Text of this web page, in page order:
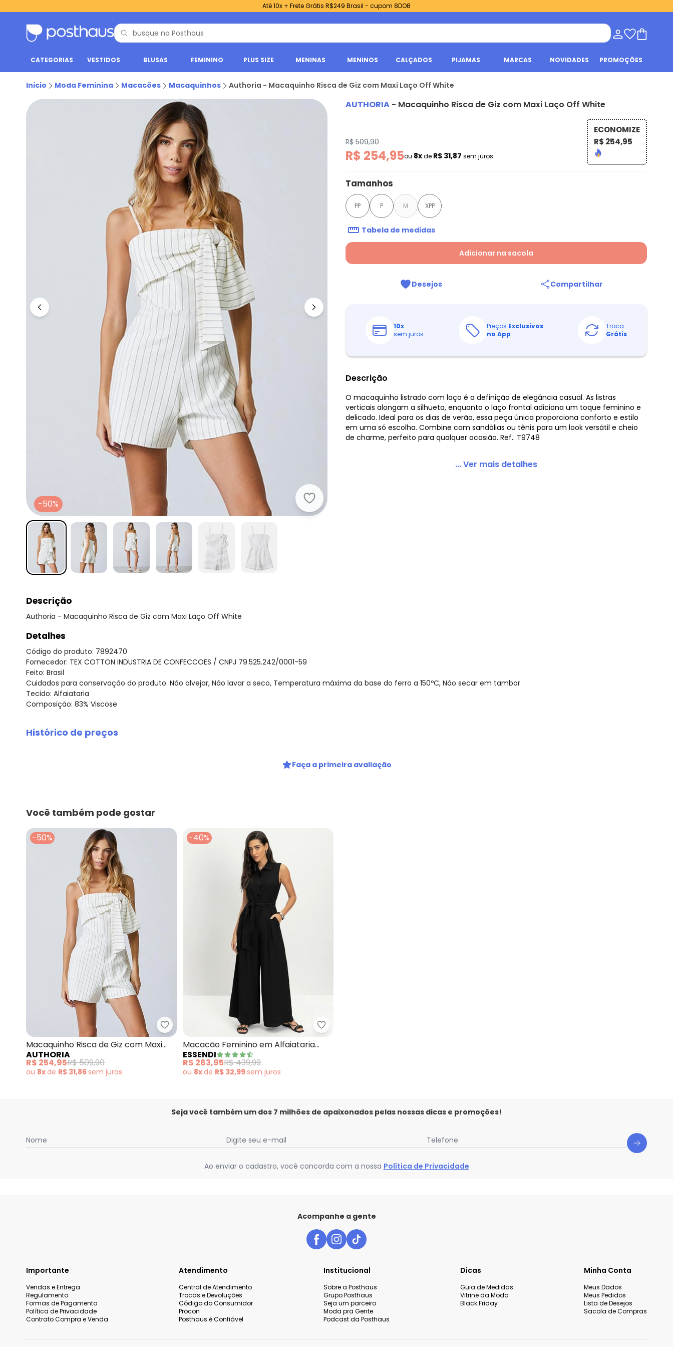
Até 10x + Frete Grátis R$249 Brasil - cupom 8DO8
CATEGORIAS VESTIDOS BLUSAS FEMININO PLUS SIZE MENINAS MENINOS CALÇADOS PIJAMAS MARCAS NOVIDADES PROMOÇÕES
Inicio Moda Feminina Macacões Macaquinhos Authoria - Macaquinho Risca de Giz com Maxi Laço Off White
Authoria - Macaquinho Risca de Giz com Maxi Laço Off White
-50%
AUTHORIA - Macaquinho Risca de Giz com Maxi Laço Off White
R$ 509,90
R$ 254,95ou 8xde R$ 31,87 sem juros
ECONOMIZE
R$ 254,95
Tamanhos
PP P M XPP
Tabela de medidas
Adicionar na sacola
Desejos Compartilhar
10x
sem juros
Preços Exclusivos
no App
Troca
Grátis
Descrição
O macaquinho listrado com laço é a definição de elegância casual. As listras
verticais alongam a silhueta, enquanto o laço frontal adiciona um toque feminino e
delicado. Ideal para os dias de verão, essa peça única proporciona conforto e estilo
em uma só escolha. Combine com sandálias ou tênis para um look versátil e cheio
de charme, perfeito para qualquer ocasião. Ref.: T9748
... Ver mais detalhes
Descrição
Authoria - Macaquinho Risca de Giz com Maxi Laço Off White
Detalhes
Código do produto: 7892470
Fornecedor: TEX COTTON INDUSTRIA DE CONFECCOES / CNPJ 79.525.242/0001-59
Feito: Brasil
Cuidados para conservação do produto: Não alvejar, Não lavar a seco, Temperatura máxima da base do ferro a 150ºC, Não secar em tambor
Tecido: Alfaiataria
Composição: 83% Viscose
Histórico de preços
abril/2026
fevereiro/2026
Faça a primeira avaliação
Você também pode gostar
-50%
Authoria - Macaquinho Risca de Giz com Maxi Laço (Off White)
Macaquinho Risca de Giz com Maxi
Laço (Off White)
AUTHORIA
R$ 254,95R$ 509,90
ou 8xde R$ 31,86sem juros
-40%
Essendi - Macacão Feminino em Alfaiataria (Preto)
Macacão Feminino em Alfaiataria
(Preto)
ESSENDI
R$ 263,95R$ 439,99
ou 8xde R$ 32,99sem juros
Seja você também um dos 7 milhões de apaixonados pelas nossas dicas e promoções!
Nome Digite seu e-mail Telefone
Ao enviar o cadastro, você concorda com a nossa Política de Privacidade
Acompanhe a gente
Importante
Vendas e Entrega
Regulamento
Formas de Pagamento
Política de Privacidade
Contrato Compra e Venda
Atendimento
Central de Atendimento
Trocas e Devoluções
Código do Consumidor
Procon
Posthaus é Confiável
Institucional
Sobre a Posthaus
Grupo Posthaus
Seja um parceiro
Moda pra Gente
Podcast da Posthaus
Dicas
Guia de Medidas
Vitrine da Moda
Black Friday
Minha Conta
Meus Dados
Meus Pedidos
Lista de Desejos
Sacola de Compras